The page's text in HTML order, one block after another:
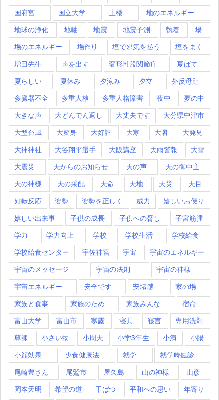
国府宮 国立大学 土楼 地のエネルギー
地球の浄化 地軸 地震 地震予測 執着 場
場のエネルギー 場作り 塩で邪気を払う 塩をまく
増田先生 声を出す 変形性股関節症 夏ばて
夏らしい 夏休み 夕涼み 夕立 外反母趾
多臓器不全 多重人格 多重人格障害 夜中 夢の中
大きな声 大どんでん返し 大丈夫です 大分県中津市
大型台風 大変身 大好評 大寒 大暑 大発見
大神神社 大谷翔平選手 大阪講座 大雨警報 大雪
大震災 天からのお知らせ 天の声 天の御中主
天の神様 天の采配 天命 天地 天災 天目
好転反応 姿勢 姿勢を正しく 威力 嬉しいお便り
嬉しい出来事 子供の成長 子供への脅し 子宮筋腫
学力 学力向上 学校 学校生活 学校給食
学校給食センター 宇佐神宮 宇宙 宇宙のエネルギー
宇宙のメッセージ 宇宙の法則 宇宙の神様
宇宙エネルギー 安全です 安堵感 家の場
家族と食事 家族のため 家族みんな 宿命
富山大学 富山市 寒露 寝具 寝言 専用洗剤
尊師 小さい物 小周天 小学3年生 小満 小腸
小顔効果 少食健康法 就学 就学時健診
尾崎豊さん 尾鷲市 屋久島 山の神様 山彦
岡本天明 希望の道 干ばつ 平和への思い 年寄り